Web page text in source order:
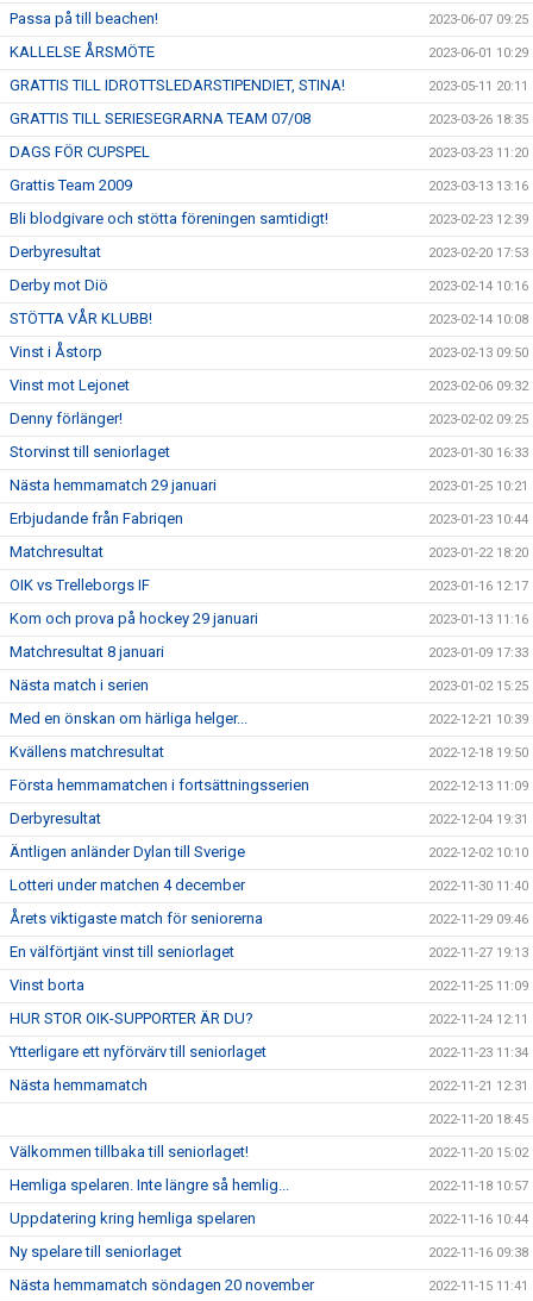
Passa på till beachen! 2023-06-07 09:25
KALLELSE ÅRSMÖTE 2023-06-01 10:29
GRATTIS TILL IDROTTSLEDARSTIPENDIET, STINA! 2023-05-11 20:11
GRATTIS TILL SERIESEGRARNA TEAM 07/08 2023-03-26 18:35
DAGS FÖR CUPSPEL 2023-03-23 11:20
Grattis Team 2009 2023-03-13 13:16
Bli blodgivare och stötta föreningen samtidigt! 2023-02-23 12:39
Derbyresultat 2023-02-20 17:53
Derby mot Diö 2023-02-14 10:16
STÖTTA VÅR KLUBB! 2023-02-14 10:08
Vinst i Åstorp 2023-02-13 09:50
Vinst mot Lejonet 2023-02-06 09:32
Denny förlänger! 2023-02-02 09:25
Storvinst till seniorlaget 2023-01-30 16:33
Nästa hemmamatch 29 januari 2023-01-25 10:21
Erbjudande från Fabriqen 2023-01-23 10:44
Matchresultat 2023-01-22 18:20
OIK vs Trelleborgs IF 2023-01-16 12:17
Kom och prova på hockey 29 januari 2023-01-13 11:16
Matchresultat 8 januari 2023-01-09 17:33
Nästa match i serien 2023-01-02 15:25
Med en önskan om härliga helger... 2022-12-21 10:39
Kvällens matchresultat 2022-12-18 19:50
Första hemmamatchen i fortsättningsserien 2022-12-13 11:09
Derbyresultat 2022-12-04 19:31
Äntligen anländer Dylan till Sverige 2022-12-02 10:10
Lotteri under matchen 4 december 2022-11-30 11:40
Årets viktigaste match för seniorerna 2022-11-29 09:46
En välförtjänt vinst till seniorlaget 2022-11-27 19:13
Vinst borta 2022-11-25 11:09
HUR STOR OIK-SUPPORTER ÄR DU? 2022-11-24 12:11
Ytterligare ett nyförvärv till seniorlaget 2022-11-23 11:34
Nästa hemmamatch 2022-11-21 12:31
2022-11-20 18:45
Välkommen tillbaka till seniorlaget! 2022-11-20 15:02
Hemliga spelaren. Inte längre så hemlig... 2022-11-18 10:57
Uppdatering kring hemliga spelaren 2022-11-16 10:44
Ny spelare till seniorlaget 2022-11-16 09:38
Nästa hemmamatch söndagen 20 november 2022-11-15 11:41